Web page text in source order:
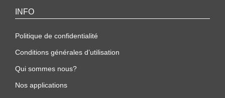
INFO
Politique de confidentialité
Conditions générales d’utilisation
Qui sommes nous?
Nos applications